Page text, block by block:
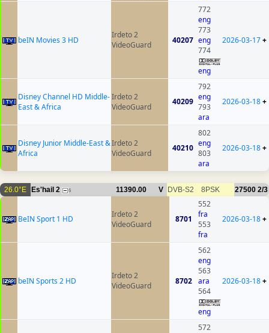
beIN Movies 3 HD
Irdeto 2
VideoGuard
40207
772
eng
773
eng
774
eng
2026-03-17+
Disney Channel HD Middle-
East & Africa
Irdeto 2
VideoGuard
40209
792
eng
793
ara
2026-03-18+
Disney Junior Middle-East &
Africa
Irdeto 2
VideoGuard
40210
802
eng
803
ara
2026-03-18+
26.0°E Es'hail 2 6 11390.00 V DVB-S2 8PSK 27500 2/3
BeIN Sport 1 HD
Irdeto 2
VideoGuard
8701
552
fra
553
fra
2026-03-18+
beIN Sports 2 HD
Irdeto 2
VideoGuard
8702
562
eng
563
ara
564
eng
2026-03-18+
572